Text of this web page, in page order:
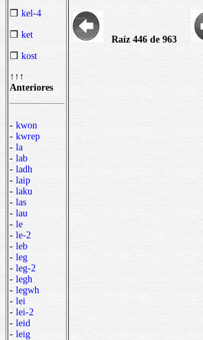
❒ kel-4
❒ ket
❒ kost
↑↑↑
Anteriores
- kwon
- kwrep
- la
- lab
- ladh
- laip
- laku
- las
- lau
- le
- le-2
- leb
- leg
- leg-2
- legh
- legwh
- lei
- lei-2
- leid
- leig
Raíz 446 de 963